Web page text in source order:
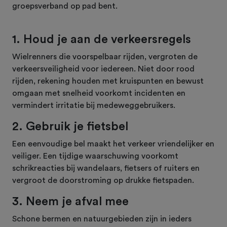
groepsverband op pad bent.
1. Houd je aan de verkeersregels
Wielrenners die voorspelbaar rijden, vergroten de
verkeersveiligheid voor iedereen. Niet door rood
rijden, rekening houden met kruispunten en bewust
omgaan met snelheid voorkomt incidenten en
vermindert irritatie bij medeweggebruikers.
2. Gebruik je fietsbel
Een eenvoudige bel maakt het verkeer vriendelijker en
veiliger. Een tijdige waarschuwing voorkomt
schrikreacties bij wandelaars, fietsers of ruiters en
vergroot de doorstroming op drukke fietspaden.
3. Neem je afval mee
Schone bermen en natuurgebieden zijn in ieders